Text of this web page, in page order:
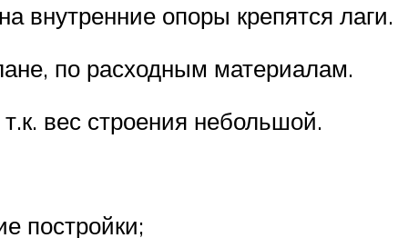
внутренние опоры крепятся лаги.
по расходным материалам.
вес строения небольшой.
постройки;